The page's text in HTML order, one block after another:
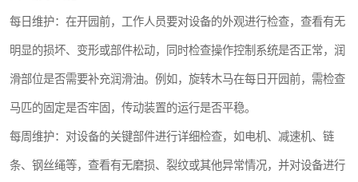
每日维护：在开园前，工作人员要对设备的外观进行检查，查看有无
明显的损坏、变形或部件松动，同时检查操作控制系统是否正常，润
滑部位是否需要补充润滑油。例如，旋转木马在每日开园前，需检查
马匹的固定是否牢固，传动装置的运行是否平稳。
每周维护：对设备的关键部件进行详细检查，如电机、减速机、链
条、钢丝绳等，查看有无磨损、裂纹或其他异常情况，并对设备进行
观景平台
音乐呐喊设备
玻璃栈道